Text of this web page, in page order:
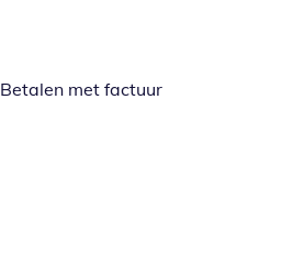
Betalen met factuur